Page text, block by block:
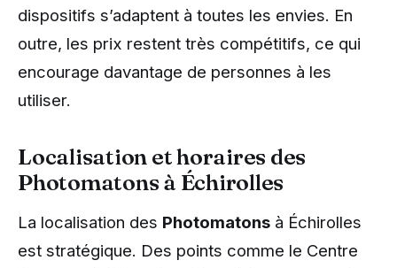
dispositifs s’adaptent à toutes les envies. En
outre, les prix restent très compétitifs, ce qui
encourage davantage de personnes à les
utiliser.
Localisation et horaires des
Photomatons à Échirolles
La localisation des Photomatons à Échirolles
est stratégique. Des points comme le Centre